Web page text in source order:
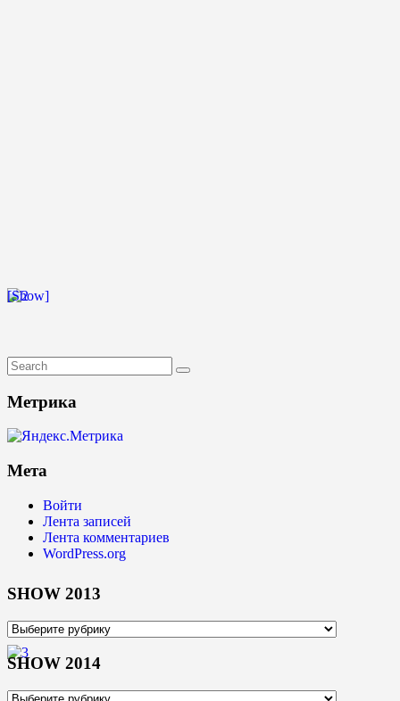
[Show]
Метрика
Мета
Войти
Лента записей
Лента комментариев
WordPress.org
SHOW 2013
SHOW
2013
SHOW 2014
SHOW